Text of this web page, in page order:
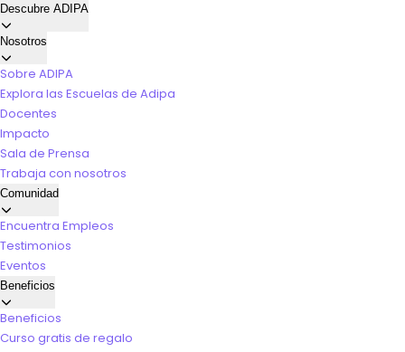
Descubre ADIPA
Nosotros
Sobre ADIPA
Explora las Escuelas de Adipa
Docentes
Impacto
Sala de Prensa
Trabaja con nosotros
Comunidad
Encuentra Empleos
Testimonios
Eventos
Beneficios
Beneficios
Curso gratis de regalo